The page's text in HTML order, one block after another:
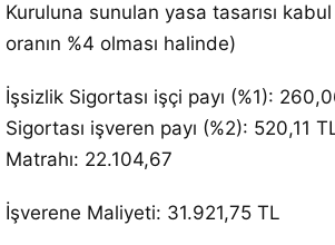
Kuruluna sunulan yasa tasarısı
oranın %4 olması halinde)
İşsizlik Sigortası işçi payı (%1):
Sigortası işveren payı (%2): 520,11
Matrahı: 22.104,67
İşverene Maliyeti: 31.921,75 TL